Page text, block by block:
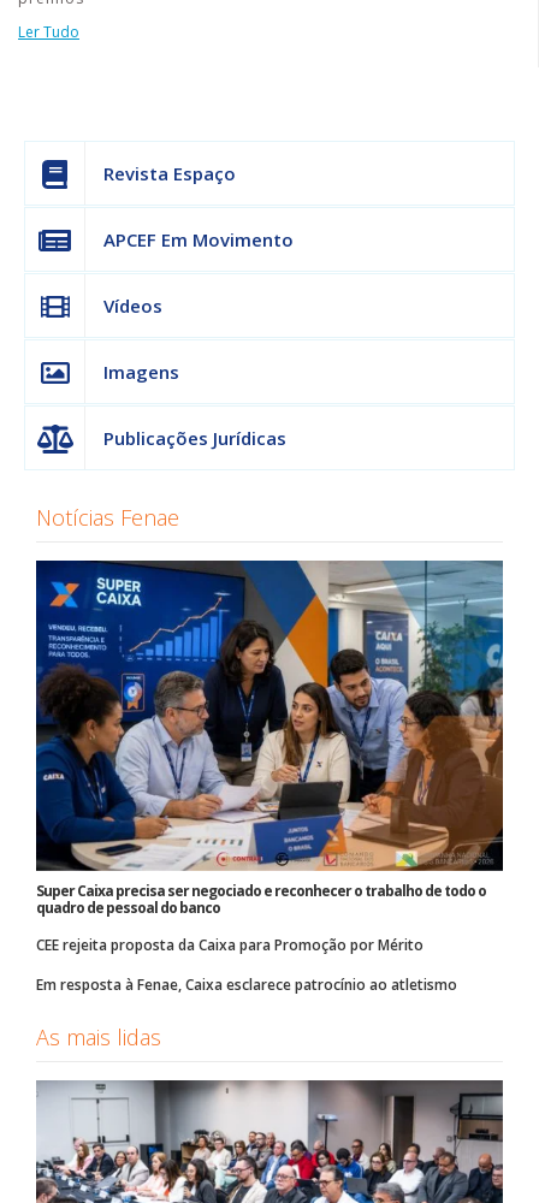
Ler Tudo
Revista Espaço
APCEF Em Movimento
Vídeos
Imagens
Publicações Jurídicas
Notícias Fenae
Super Caixa precisa ser negociado e reconhecer o trabalho de todo o
quadro de pessoal do banco
CEE rejeita proposta da Caixa para Promoção por Mérito
Em resposta à Fenae, Caixa esclarece patrocínio ao atletismo
As mais lidas